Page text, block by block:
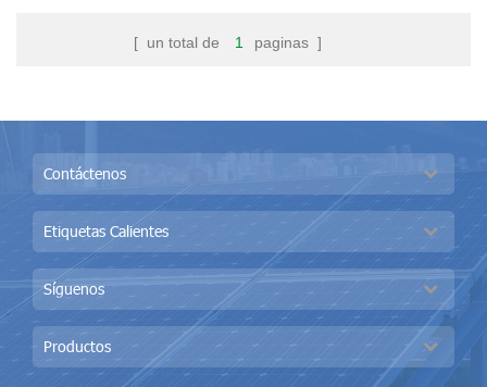
[ un total de 1 paginas ]
Contáctenos
Etiquetas Calientes
Síguenos
Productos